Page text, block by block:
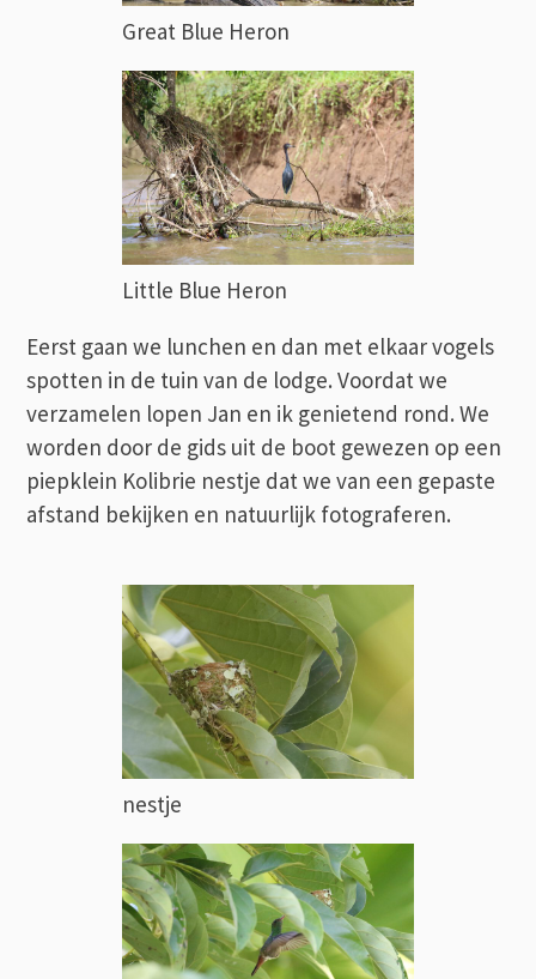
Great Blue Heron
Little Blue Heron
Eerst gaan we lunchen en dan met elkaar vogels
spotten in de tuin van de lodge. Voordat we
verzamelen lopen Jan en ik genietend rond. We
worden door de gids uit de boot gewezen op een
piepklein Kolibrie nestje dat we van een gepaste
afstand bekijken en natuurlijk fotograferen.
nestje